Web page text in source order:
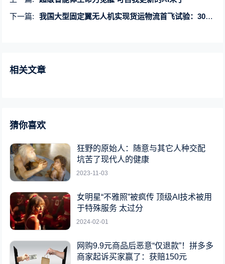
下一篇:
我国大型固定翼无人机实现货运物流首飞试验：3000米内低空空域飞行 耗时15分钟
相关文章
猜你喜欢
狂野的原始人：随意与其它人种交配
坑苦了现代人的健康
2023-11-03
女明星“不雅照”被疯传 顶级AI技术被用
于特殊服务 太过分
2024-02-01
网购9.9元商品后恶意“仅退款”！拼多多
商家起诉买家赢了：获赔150元